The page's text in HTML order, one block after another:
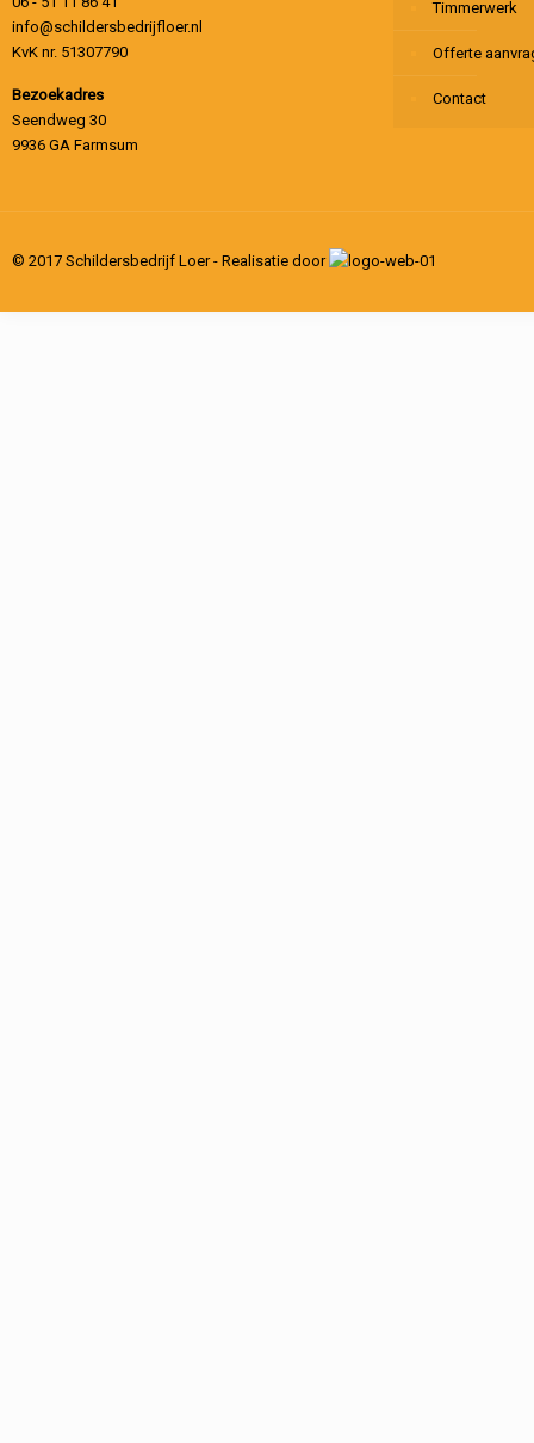
info@schildersbedrijfloer.nl
KvK nr. 51307790
Bezoekadres
Seendweg 30
9936 GA Farmsum
Timmerwerk
Offerte
Contact
© 2017 Schildersbedrijf Loer - Realisatie door